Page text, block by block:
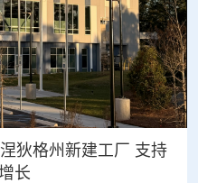
狄格州新建工厂 支持
长